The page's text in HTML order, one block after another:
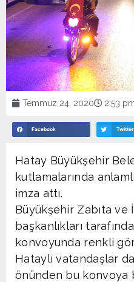
Temmuz 24, 2020 2:53
Facebook Twitter
Hatay Büyükşehir
kutlamalarında
imza attı.
Büyükşehir Zabıta ve
başkanlıkları
konvoyunda renkli
Hataylı vatandaşlar
önünden bu konvoya